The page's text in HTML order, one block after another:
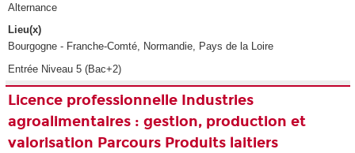
Alternance
Lieu(x)
Bourgogne - Franche-Comté, Normandie, Pays de la Loire
Entrée Niveau 5 (Bac+2)
Licence professionnelle Industries
agroalimentaires : gestion, production et
valorisation Parcours Produits laitiers